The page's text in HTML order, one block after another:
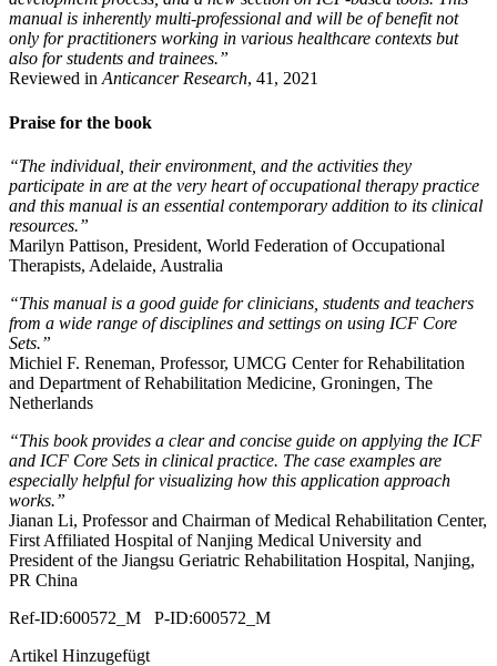
manual is inherently multi-professional and will be of benefit not
only for practitioners working in various healthcare contexts but
also for students and trainees.”
Reviewed inAnticancer Research, 41, 2021
Praise for the book
“The individual, their environment, and the activities they
participate in are at the very heart of occupational therapy practice
and this manual is an essential contemporary addition to its clinical
resources.”
Marilyn Pattison, President, World Federation of Occupational
Therapists, Adelaide, Australia
“This manual is a good guide for clinicians, students and teachers
from a wide range of disciplines and settings on using ICF Core
Sets.”
Michiel F. Reneman, Professor, UMCG Center for Rehabilitation
and Department of Rehabilitation Medicine, Groningen, The
Netherlands
“This book provides a clear and concise guide on applying the ICF
and ICF Core Sets in clinical practice. The case examples are
especially helpful for visualizing how this application approach
works.”
Jianan Li, Professor and Chairman of Medical Rehabilitation Center,
First Affiliated Hospital of Nanjing Medical University and
President of the Jiangsu Geriatric Rehabilitation Hospital, Nanjing,
PR China
Ref-ID:600572_M P-ID:600572_M
Artikel Hinzugefügt